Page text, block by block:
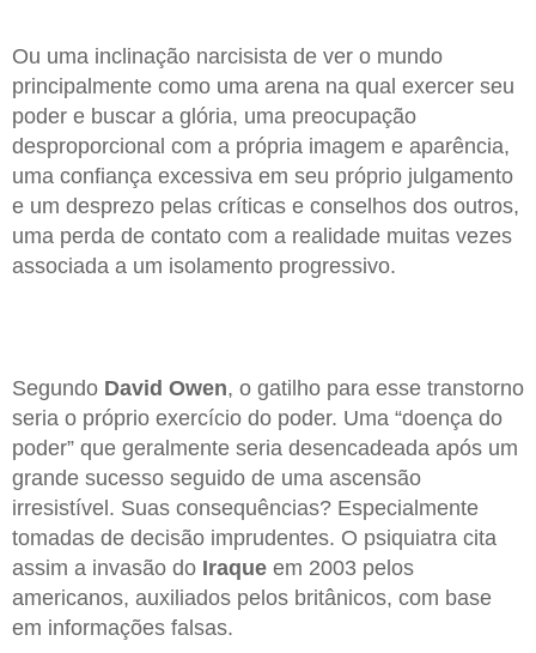
Ou uma inclinação narcisista de ver o mundo
principalmente como uma arena na qual exercer seu
poder e buscar a glória, uma preocupação
desproporcional com a própria imagem e aparência,
uma confiança excessiva em seu próprio julgamento
e um desprezo pelas críticas e conselhos dos outros,
uma perda de contato com a realidade muitas vezes
associada a um isolamento progressivo.
Segundo David Owen, o gatilho para esse transtorno
seria o próprio exercício do poder. Uma “doença do
poder” que geralmente seria desencadeada após um
grande sucesso seguido de uma ascensão
irresistível. Suas consequências? Especialmente
tomadas de decisão imprudentes. O psiquiatra cita
assim a invasão do Iraque em 2003 pelos
americanos, auxiliados pelos britânicos, com base
em informações falsas.